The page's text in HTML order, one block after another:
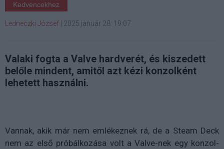
Kedvencekhez
Ledneczki József 2025 január 28. 19:07
Valaki fogta a Valve hardverét, és kiszedett
belőle mindent, amitől azt kézi konzolként
lehetett használni.
Vannak, akik már nem emlékeznek rá, de a Steam Deck
nem az első próbálkozása volt a Valve-nek egy konzol-